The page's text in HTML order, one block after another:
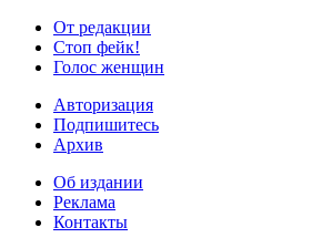
От редакции
Стоп фейк!
Голос женщин
Авторизация
Подпишитесь
Архив
Об издании
Реклама
Контакты